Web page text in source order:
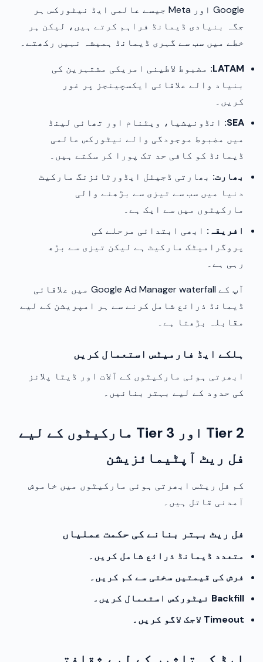
Google اور Meta جیسے عالمی ایڈ نیٹورکس ہر
جگہ بنیادی ڈیمانڈ فراہم کرتے ہیں، لیکن ہر
خطے میں سب سے گہری ڈیمانڈ ہمیشہ نہیں رکھتے۔
LATAM: مضبوط لاطینی امریکی مشتہرین کی
بنیاد والے علاقائی ایکسچینجز پر غور
کریں۔
SEA:
انڈونیشیا، ویٹنام اور تھائی لینڈ
میں مضبوط موجودگی والے نیٹورکس عالمی
ڈیمانڈ کو کافی حد تک پورا کر سکتے ہیں۔
بھارت: بھارتی ڈجیٹل ایڈورٹائزنگ مارکیٹ
دنیا میں سب سے تیزی سے بڑھنے والی
مارکیٹوں میں سے ایک ہے۔
افریقہ: ابھی ابتدائی مرحلے کی
پروگرامیٹک مارکیٹ ہے لیکن تیزی سے بڑھ
رہی ہے۔
آپ کے Google Ad Manager waterfall میں علاقائی
ڈیمانڈ ذرائع شامل کرنے سے ہر امپریشن کے لیے
مقابلہ بڑھتا ہے۔
ہلکے ایڈ فارمیٹس استعمال کریں
ابھرتی ہوئی مارکیٹوں کے آلات اور ڈیٹا پلانز
کی حدود کے لیے بہتر بنائیں۔
Tier 2 اور Tier 3 مارکیٹوں کے لیے
فل ریٹ آپٹیمائزیشن
کم فل ریٹس ابھرتی ہوئی مارکیٹوں میں خاموش
آمدنی قاتل ہیں۔
فل ریٹ بہتر بنانے کی حکمت عملیاں
متعدد ڈیمانڈ ذرائع شامل کریں۔
فرش کی قیمتیں سختی سے کم کریں۔
Backfill نیٹورکس استعمال کریں۔
Timeout لاجک لاگو کریں۔